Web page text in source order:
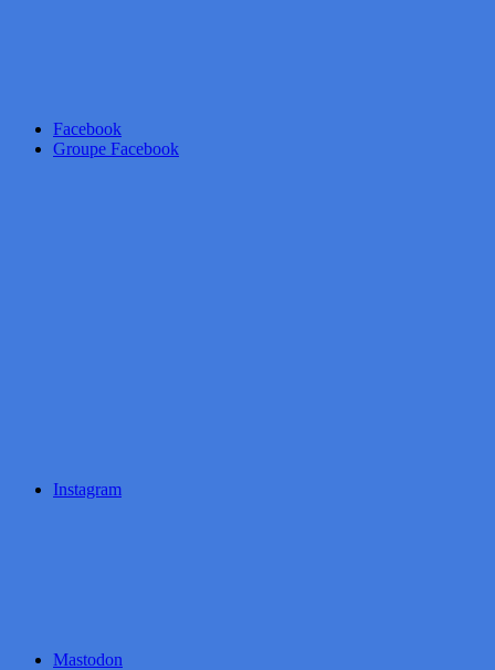
Facebook
Groupe Facebook
Instagram
Mastodon